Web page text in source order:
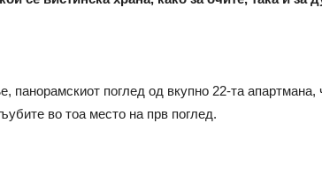
панорамскиот поглед од вкупно 22-та апартмана,
во тоа место на прв поглед.